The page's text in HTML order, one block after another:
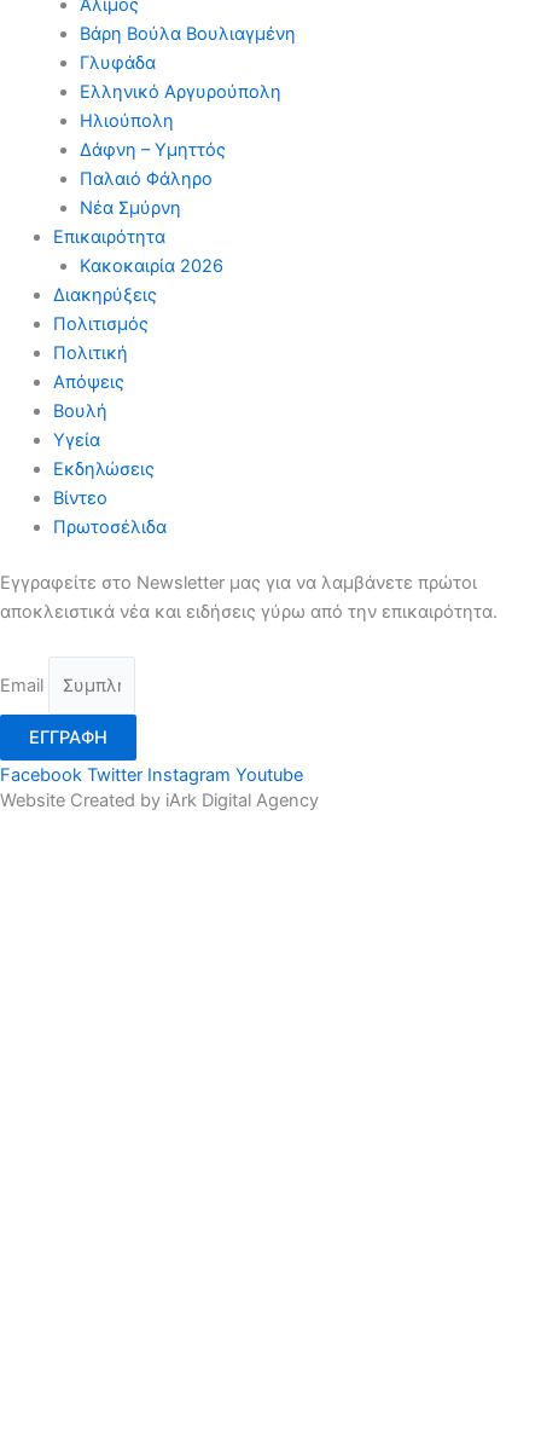
Άλιμος
Βάρη Βούλα Βουλιαγμένη
Γλυφάδα
Ελληνικό Αργυρούπολη
Ηλιούπολη
Δάφνη – Υμηττός
Παλαιό Φάληρο
Νέα Σμύρνη
Επικαιρότητα
Κακοκαιρία 2026
Διακηρύξεις
Πολιτισμός
Πολιτική
Απόψεις
Βουλή
Υγεία
Εκδηλώσεις
Βίντεο
Πρωτοσέλιδα
Εγγραφείτε στο Newsletter μας για να λαμβάνετε πρώτοι
αποκλειστικά νέα και ειδήσεις γύρω από την επικαιρότητα.
Email
ΕΓΓΡΑΦΗ
Facebook Twitter Instagram Youtube
Website Created by iArk Digital Agency